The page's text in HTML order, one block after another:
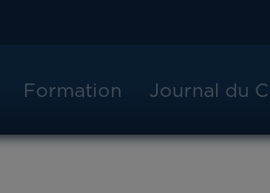
Formation Journal du